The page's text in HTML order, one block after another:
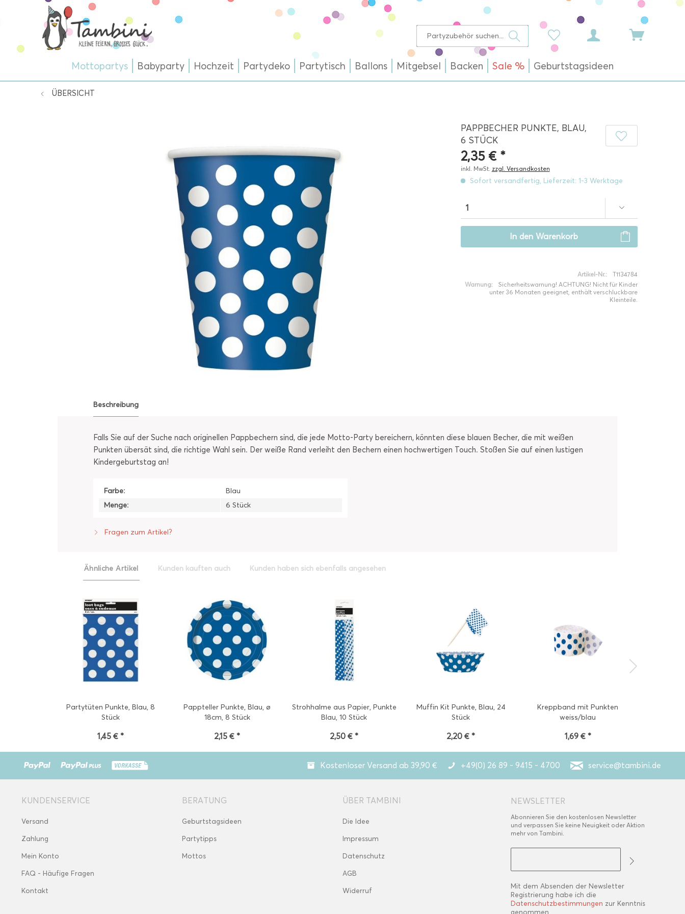
Mottopartys Babyparty Hochzeit Partydeko Partytisch Ballons Mitgebsel Backen Sale % Geburtstagsideen
ÜBERSICHT
PAPPBECHER PUNKTE, BLAU,
6 STÜCK
2,35 € *
inkl. MwSt. zzgl. Versandkosten
Sofort versandfertig, Lieferzeit: 1-3 Werktage
In den Warenkorb
Artikel-Nr.:
T1134784
Warnung:
Sicherheitswarnung! ACHTUNG! Nicht für Kinder
unter 36 Monaten geeignet, enthält verschluckbare
Kleinteile.
Beschreibung
Falls Sie auf der Suche nach originellen Pappbechern sind, die jede Motto-Party bereichern, könnten diese blauen Becher, die mit weißen
Punkten übersät sind, die richtige Wahl sein. Der weiße Rand verleiht den Bechern einen hochwertigen Touch. Stoßen Sie auf einen lustigen
Kindergeburtstag an!
Farbe:
Blau
Menge:
6 Stück
Fragen zum Artikel?
Ähnliche Artikel Kunden kauften auch Kunden haben sich ebenfalls angesehen
Partytüten Punkte, Blau, 8
Stück
1,45 € *
Pappteller Punkte, Blau, ø
18cm, 8 Stück
2,15 € *
Strohhalme aus Papier, Punkte
Blau, 10 Stück
2,50 € *
Muffin Kit Punkte, Blau, 24
Stück
2,20 € *
Kreppband mit Punkten
weiss/blau
1,69 € *
Kostenloser Versand ab 39,90 € +49(0) 26 89 - 9415 - 4700 service@tambini.de
KUNDENSERVICE
Versand
Zahlung
Mein Konto
FAQ - Häufige Fragen
Kontakt
BERATUNG
Geburtstagsideen
Partytipps
Mottos
ÜBER TAMBINI
Die Idee
Impressum
Datenschutz
AGB
Widerruf
NEWSLETTER
Abonnieren Sie den kostenlosen Newsletter
und verpassen Sie keine Neuigkeit oder Aktion
mehr von Tambini.
Mit dem Absenden der Newsletter
Registrierung habe ich die
Datenschutzbestimmungen zur Kenntnis
genommen